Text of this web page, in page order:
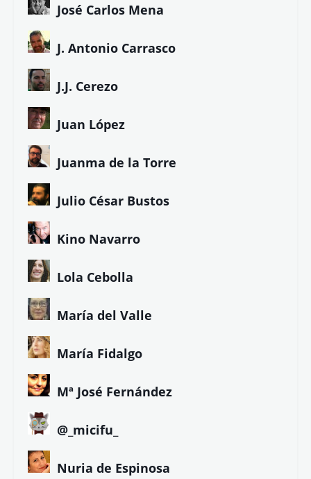
José Carlos Mena
J. Antonio Carrasco
J.J. Cerezo
Juan López
Juanma de la Torre
Julio César Bustos
Kino Navarro
Lola Cebolla
María del Valle
María Fidalgo
Mª José Fernández
@_micifu_
Nuria de Espinosa